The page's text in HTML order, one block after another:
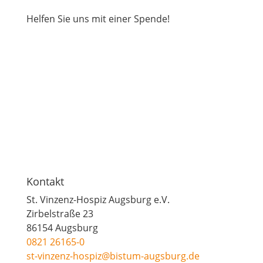
Helfen Sie uns mit einer Spende!
Kontakt
St. Vinzenz-Hospiz Augsburg e.V.
Zirbelstraße 23
86154 Augsburg
0821 26165-0
st-vinzenz-hospiz@bistum-augsburg.de